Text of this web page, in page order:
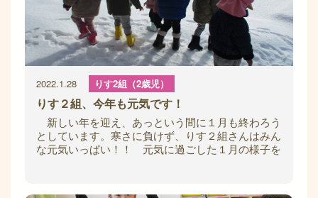
2022.1.28 りす2組（2歳児）
りす２組、今年も元気です！
新しい年を迎え、あっという間に１月も終わろう
としています。寒さに負けず、りす２組さんはみん
な元気いっぱい！！ 元気に過ごした１月の様子を